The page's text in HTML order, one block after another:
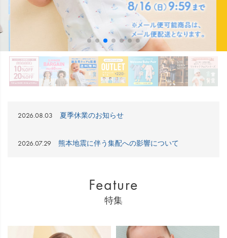
2026.08.03 夏季休業のお知らせ
2026.07.29 熊本地震に伴う集配への影響について
Feature
特集